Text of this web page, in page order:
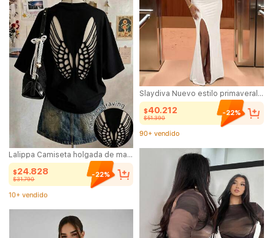
Lalippa Camiseta holgada de manga corta con cuello redondo y abertura en la espalda para mujer
$24.828
$31.790
-22%
10+ vendido
Slaydiva Nuevo estilo primaveral, festival de música de primavera y verano, Día de San Valentín, casual de Pascua, simple y básico, estilo callejero dulce Y2K, vestido sexy para fiesta, elegante escote en V, cintura plisada, ajuste ceñido, abertura alta hasta el muslo, vestido blanco, vestido extra largo para mujer
$40.212
$51.390
-22%
90+ vendido